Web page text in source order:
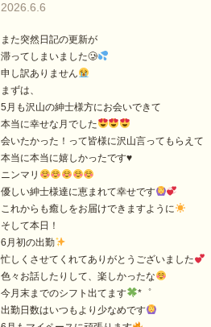
2026.6.6
また突然日記の更新が
滞ってしまいました🥲
申し訳ありません
まずは、
5月も沢山の紳士様方にお会いできて
本当に幸せな月でした
会いたかった！って皆様に沢山言ってもらえて
本当に本当に嬉しかったです♥️
ニンマリ
優しい紳士様達に恵まれて幸せです
これからも癒しをお届けできますように
そして本日！
6月初の出勤
忙しくさせてくれてありがとうございました
色々お話したりして、楽しかったな
今月末までのシフト出てます
*゜
出勤日数はいつもより少なめです